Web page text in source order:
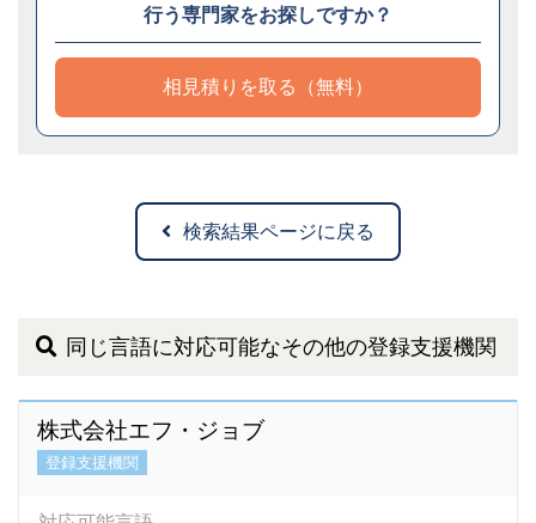
行う専門家をお探しですか？
相見積りを取る（無料）
検索結果ページに戻る
同じ言語に対応可能なその他の登録支援機関
株式会社エフ・ジョブ
登録支援機関